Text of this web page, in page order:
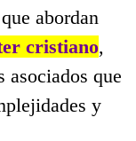
abordan
cristiano,
asociados que
y